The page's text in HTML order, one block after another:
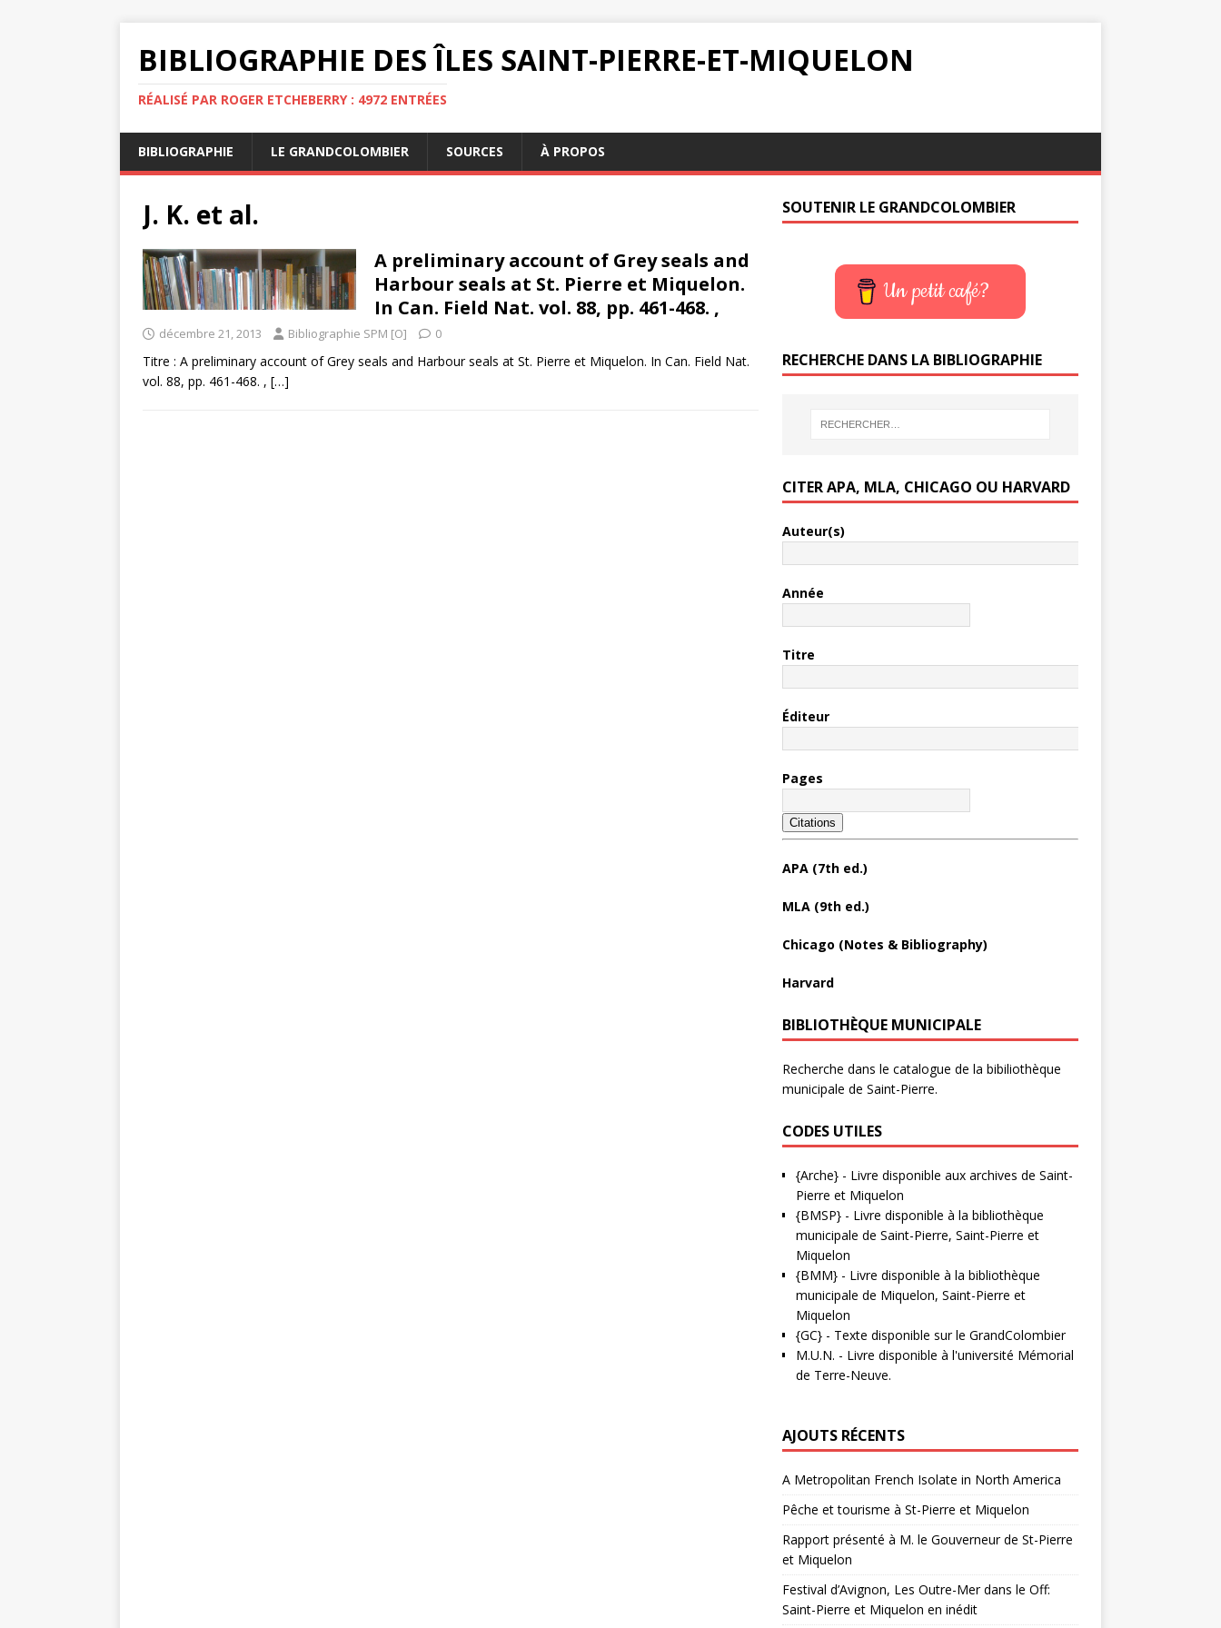
BIBLIOGRAPHIE DES ÎLES SAINT-PIERRE-ET-MIQUELON
RÉALISÉ PAR ROGER ETCHEBERRY : 4972 ENTRÉES
BIBLIOGRAPHIE LE GRANDCOLOMBIER SOURCES À PROPOS
J. K. et al.
A preliminary account of Grey seals and
Harbour seals at St. Pierre et Miquelon.
In Can. Field Nat. vol. 88, pp. 461-468. ,
décembre 21, 2013 Bibliographie SPM [O] 0
Titre : A preliminary account of Grey seals and Harbour seals at St. Pierre et Miquelon. In Can. Field Nat.
vol. 88, pp. 461-468. , […]
SOUTENIR LE GRANDCOLOMBIER
Un petit café?
RECHERCHE DANS LA BIBLIOGRAPHIE
CITER APA, MLA, CHICAGO OU HARVARD
Auteur(s)
Année
Titre
Éditeur
Pages
Citations
APA (7th ed.)
MLA (9th ed.)
Chicago (Notes & Bibliography)
Harvard
BIBLIOTHÈQUE MUNICIPALE
Recherche dans le catalogue de la bibiliothèque
municipale de Saint-Pierre.
CODES UTILES
{Arche}- Livre disponible aux archives de Saint-
Pierre et Miquelon
{BMSP}- Livre disponible à la bibliothèque
municipale de Saint-Pierre, Saint-Pierre et
Miquelon
{BMM}- Livre disponible à la bibliothèque
municipale de Miquelon, Saint-Pierre et
Miquelon
{GC}- Texte disponible sur le GrandColombier
M.U.N. - Livre disponible à l'université Mémorial
de Terre-Neuve.
AJOUTS RÉCENTS
A Metropolitan French Isolate in North America
Pêche et tourisme à St-Pierre et Miquelon
Rapport présenté à M. le Gouverneur de St-Pierre
et Miquelon
Festival d’Avignon, Les Outre-Mer dans le Off:
Saint-Pierre et Miquelon en inédit